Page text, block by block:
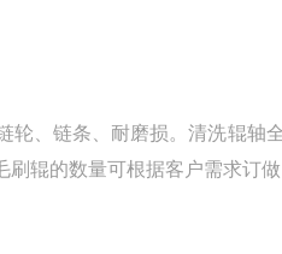
轮、链条、耐磨损。清洗辊轴
辊的数量可根据客户需求订